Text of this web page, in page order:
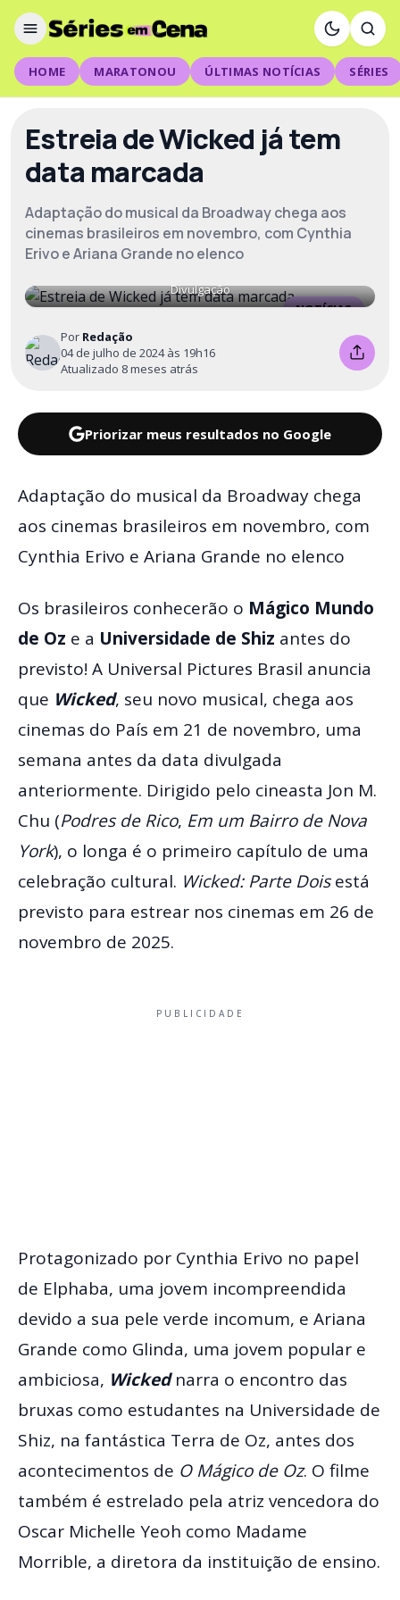
HOME MARATONOU ÚLTIMAS NOTÍCIAS SÉRIES
Estreia de Wicked já tem
data marcada
Adaptação do musical da Broadway chega aos
cinemas brasileiros em novembro, com Cynthia
Erivo e Ariana Grande no elenco
NOTÍCIAS
Divulgação
Por Redação
04 de julho de 2024 às 19h16
Atualizado 8 meses atrás
Priorizar meus resultados no Google
Adaptação do musical da Broadway chega
aos cinemas brasileiros em novembro, com
Cynthia Erivo e Ariana Grande no elenco
Os brasileiros conhecerão o Mágico Mundo
de Oz e a Universidade de Shiz antes do
previsto! A Universal Pictures Brasil anuncia
que Wicked, seu novo musical, chega aos
cinemas do País em 21 de novembro, uma
semana antes da data divulgada
anteriormente. Dirigido pelo cineasta Jon M.
Chu (Podres de Rico, Em um Bairro de Nova
York), o longa é o primeiro capítulo de uma
celebração cultural. Wicked: Parte Doisestá
previsto para estrear nos cinemas em 26 de
novembro de 2025.
PUBLICIDADE
Protagonizado por Cynthia Erivo no papel
de Elphaba, uma jovem incompreendida
devido a sua pele verde incomum, e Ariana
Grande como Glinda, uma jovem popular e
ambiciosa, Wickednarra o encontro das
bruxas como estudantes na Universidade de
Shiz, na fantástica Terra de Oz, antes dos
acontecimentos de O Mágico de Oz. O filme
também é estrelado pela atriz vencedora do
Oscar Michelle Yeoh como Madame
Morrible, a diretora da instituição de ensino.